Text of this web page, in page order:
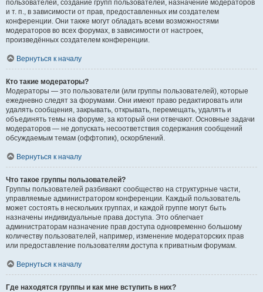
пользователей, создание групп пользователей, назначение модераторов
и т. п., в зависимости от прав, предоставленных им создателем
конференции. Они также могут обладать всеми возможностями
модераторов во всех форумах, в зависимости от настроек,
произведённых создателем конференции.
Вернуться к началу
Кто такие модераторы?
Модераторы — это пользователи (или группы пользователей), которые
ежедневно следят за форумами. Они имеют право редактировать или
удалять сообщения, закрывать, открывать, перемещать, удалять и
объединять темы на форуме, за который они отвечают. Основные задачи
модераторов — не допускать несоответствия содержания сообщений
обсуждаемым темам (оффтопик), оскорблений.
Вернуться к началу
Что такое группы пользователей?
Группы пользователей разбивают сообщество на структурные части,
управляемые администратором конференции. Каждый пользователь
может состоять в нескольких группах, и каждой группе могут быть
назначены индивидуальные права доступа. Это облегчает
администраторам назначение прав доступа одновременно большому
количеству пользователей, например, изменение модераторских прав
или предоставление пользователям доступа к приватным форумам.
Вернуться к началу
Где находятся группы и как мне вступить в них?